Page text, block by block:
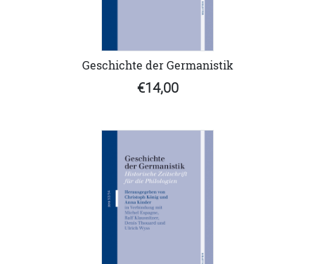
Geschichte der Germanistik
€14,00